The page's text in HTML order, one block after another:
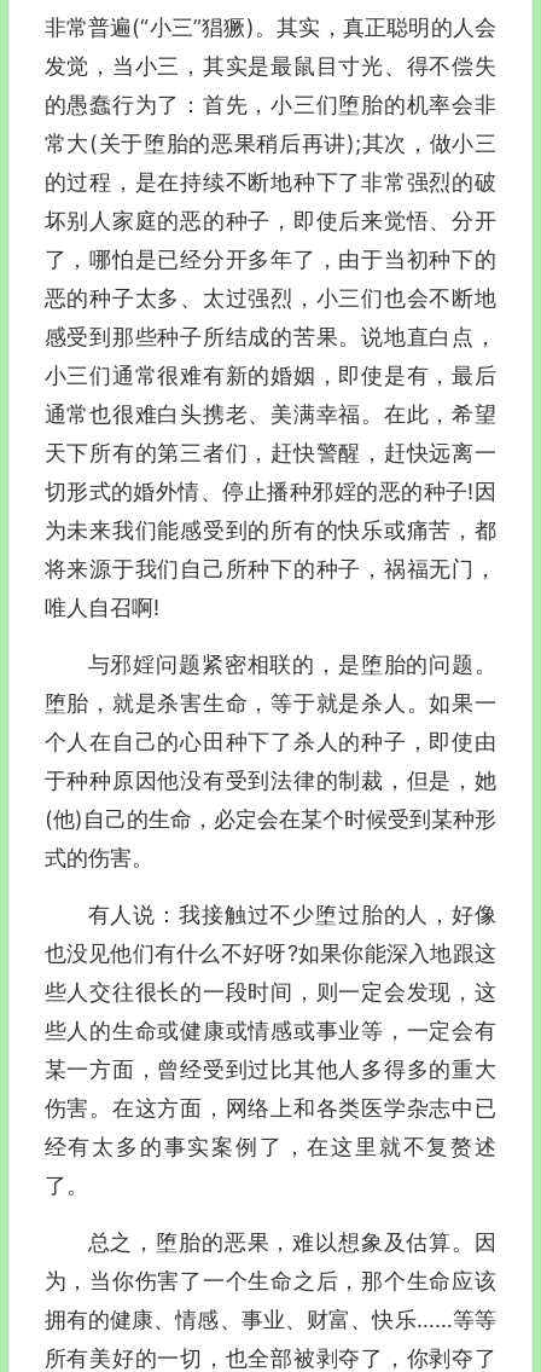
非常普遍(“小三”猖獗)。其实，真正聪明的人会
发觉，当小三，其实是最鼠目寸光、得不偿失
的愚蠢行为了：首先，小三们堕胎的机率会非
常大(关于堕胎的恶果稍后再讲);其次，做小三
的过程，是在持续不断地种下了非常强烈的破
坏别人家庭的恶的种子，即使后来觉悟、分开
了，哪怕是已经分开多年了，由于当初种下的
恶的种子太多、太过强烈，小三们也会不断地
感受到那些种子所结成的苦果。说地直白点，
小三们通常很难有新的婚姻，即使是有，最后
通常也很难白头携老、美满幸福。在此，希望
天下所有的第三者们，赶快警醒，赶快远离一
切形式的婚外情、停止播种邪婬的恶的种子!因
为未来我们能感受到的所有的快乐或痛苦，都
将来源于我们自己所种下的种子，祸福无门，
唯人自召啊!
与邪婬问题紧密相联的，是堕胎的问题。
堕胎，就是杀害生命，等于就是杀人。如果一
个人在自己的心田种下了杀人的种子，即使由
于种种原因他没有受到法律的制裁，但是，她
(他)自己的生命，必定会在某个时候受到某种形
式的伤害。
有人说：我接触过不少堕过胎的人，好像
也没见他们有什么不好呀?如果你能深入地跟这
些人交往很长的一段时间，则一定会发现，这
些人的生命或健康或情感或事业等，一定会有
某一方面，曾经受到过比其他人多得多的重大
伤害。在这方面，网络上和各类医学杂志中已
经有太多的事实案例了，在这里就不复赘述
了。
总之，堕胎的恶果，难以想象及估算。因
为，当你伤害了一个生命之后，那个生命应该
拥有的健康、情感、事业、财富、快乐……等等
所有美好的一切，也全部被剥夺了，你剥夺了